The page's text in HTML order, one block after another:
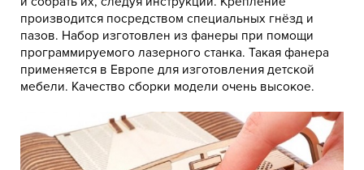
производится посредством специальных гнёзд и
пазов. Набор изготовлен из фанеры при помощи
программируемого лазерного станка. Такая фанера
применяется в Европе для изготовления детской
мебели. Качество сборки модели очень высокое.